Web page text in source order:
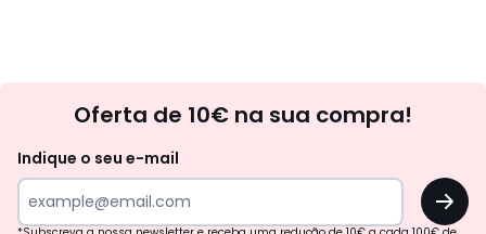
Oferta de 10€ na sua compra!
Indique o seu e-mail
OK